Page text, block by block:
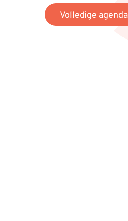
Volledige agenda